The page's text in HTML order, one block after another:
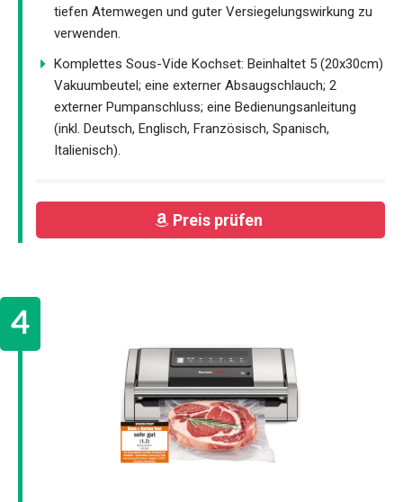
tiefen Atemwegen und guter Versiegelungswirkung zu
verwenden.
Komplettes Sous-Vide Kochset: Beinhaltet 5 (20x30cm)
Vakuumbeutel; eine externer Absaugschlauch; 2
externer Pumpanschluss; eine Bedienungsanleitung
(inkl. Deutsch, Englisch, Französisch, Spanisch,
Italienisch).
Preis prüfen